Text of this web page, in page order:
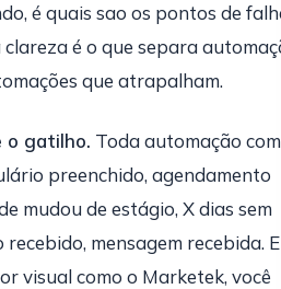
é quais sao os pontos de
é o que separa
que atrapalham.
o gatilho. Toda automação
preenchido, agendamento
mudou de estágio, X dias sem
mensagem recebida.
visual como o Marketek, você